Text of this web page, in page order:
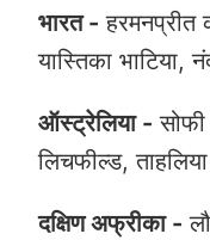
भारत - हरमनप्रीत
यास्तिका भाटिया,
ऑस्ट्रेलिया -
लिचफील्ड,
दक्षिण अफ्रीका -